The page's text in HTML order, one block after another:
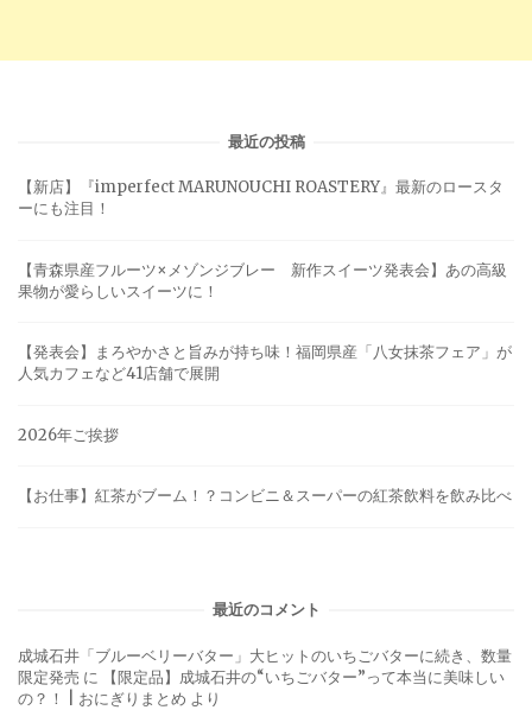
最近の投稿
【新店】『imperfect MARUNOUCHI ROASTERY』最新のロースタ
ーにも注目！
【青森県産フルーツ×メゾンジブレー 新作スイーツ発表会】あの高級
果物が愛らしいスイーツに！
【発表会】まろやかさと旨みが持ち味！福岡県産「八女抹茶フェア」が
人気カフェなど41店舗で展開
2026年ご挨拶
【お仕事】紅茶がブーム！？コンビニ＆スーパーの紅茶飲料を飲み比べ
最近のコメント
成城石井「ブルーベリーバター」大ヒットのいちごバターに続き、数量
限定発売 に
【限定品】成城石井の“いちごバター”って本当に美味しい
の？！ | おにぎりまとめ より